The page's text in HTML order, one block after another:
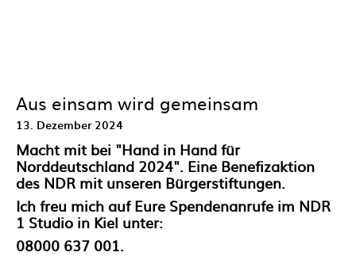
Aus einsam wird gemeinsam
13. Dezember 2024
Macht mit bei "Hand in Hand für
Norddeutschland 2024". Eine Benefizaktion
des NDR mit unseren Bürgerstiftungen.
Ich freu mich auf Eure Spendenanrufe im NDR
1 Studio in Kiel unter:
08000 637 001.